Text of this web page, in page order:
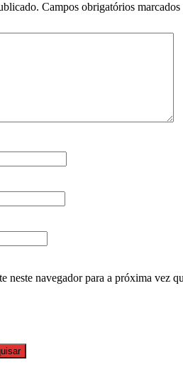
Campos obrigatórios marcados
neste navegador para a próxima vez